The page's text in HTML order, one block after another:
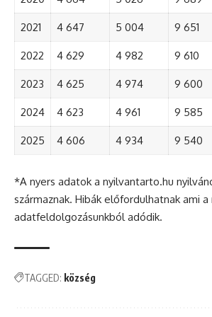
2021 4 647 5 004 9 651
2022 4 629 4 982 9 610
2023 4 625 4 974 9 600
2024 4 623 4 961 9 585
2025 4 606 4 934 9 540
*A nyers adatok a nyilvantarto.hu
származnak. Hibák előfordulhatnak ami a
adatfeldolgozásunkból adódik.
TAGGED: község